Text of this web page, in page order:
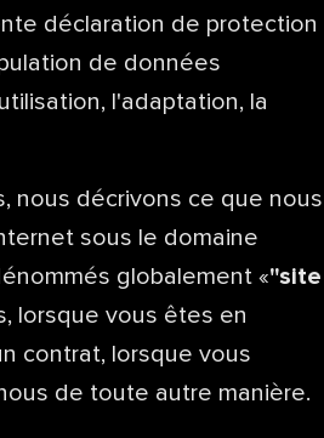
déclaration de protection
de données
l'adaptation, la
nous décrivons ce que nous
sous le domaine
globalement «"site
lorsque vous êtes en
contrat, lorsque vous
de toute autre manière.